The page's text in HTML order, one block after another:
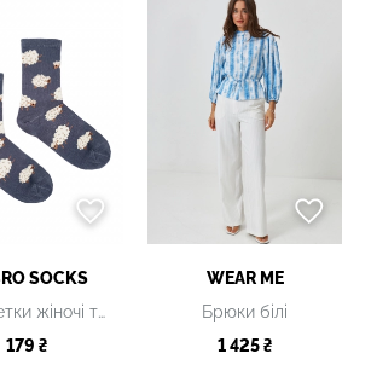
SOCKS
Шкарпетки жіночі темно-сині з принтом
179 ₴
WEAR ME
Брюки білі
1 425 ₴